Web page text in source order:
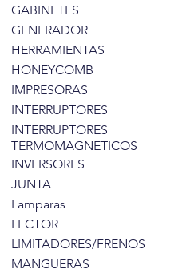
GABINETES
GENERADOR
HERRAMIENTAS
HONEYCOMB
IMPRESORAS
INTERRUPTORES
INTERRUPTORES
TERMOMAGNETICOS
INVERSORES
JUNTA
Lamparas
LECTOR
LIMITADORES/FRENOS
MANGUERAS